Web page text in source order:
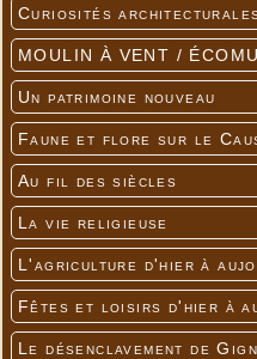
Curiosités
MOULIN À VENT /
Un patrimoine nouveau
Faune et flore sur le
Au fil des siècles
La vie religieuse
L'agriculture d'hier à
Fêtes et loisirs d'hier à
Le désenclavement de